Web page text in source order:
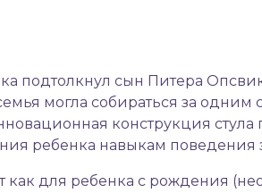
подтолкнул сын Питера
могла собираться за одним
конструкция стула
ребенка навыкам поведения
как для ребенка с рождения